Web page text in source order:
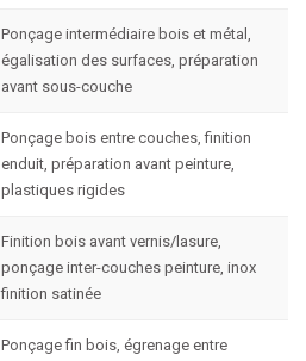
Ponçage intermédiaire bois et métal,
égalisation des surfaces, préparation
avant sous-couche
Ponçage bois entre couches, finition
enduit, préparation avant peinture,
plastiques rigides
Finition bois avant vernis/lasure,
ponçage inter-couches peinture, inox
finition satinée
Ponçage fin bois, égrenage entre